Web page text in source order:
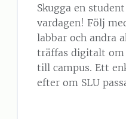
Skugga en
vardagen! Följ
labbar och andra
träffas digitalt om
till campus. Ett
efter om SLU